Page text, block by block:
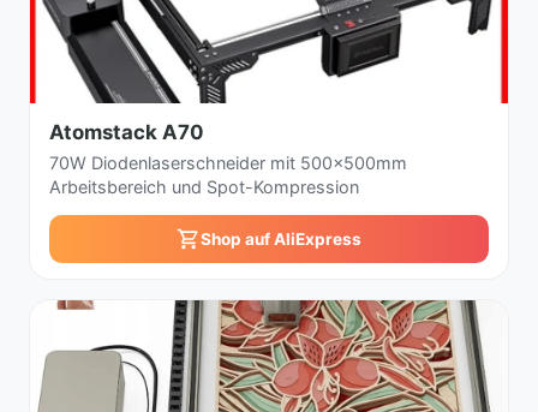
Atomstack A70
70W Diodenlaserschneider mit 500x500mm
Arbeitsbereich und Spot-Kompression
Shop auf AliExpress